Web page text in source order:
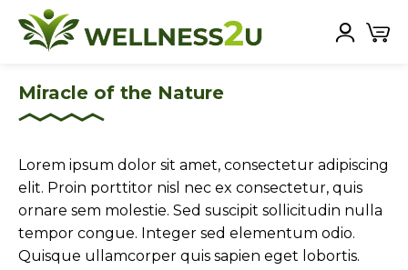
Miracle of the Nature
Lorem ipsum dolor sit amet, consectetur adipiscing
elit. Proin porttitor nisl nec ex consectetur, quis
ornare sem molestie. Sed suscipit sollicitudin nulla
tempor congue. Integer sed elementum odio.
Quisque ullamcorper quis sapien eget lobortis.